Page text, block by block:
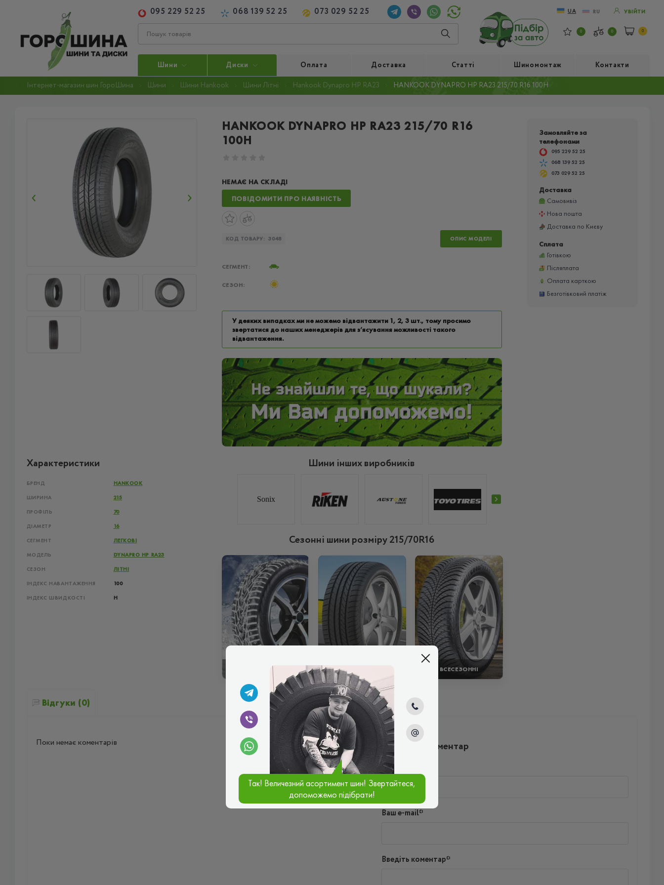
095 229 52 25 068 139 52 25 073 029 52 25 UA RU УВІЙТИ
0 0 0
Шини Диски Оплата Доставка Статті Шиномонтаж Контакти
Інтернет-магазин шин ГороШина Шини Шини Hankook Шини Літні Hankook Dynapro HP RA23 HANKOOK DYNAPRO HP RA23 215/70 R16 100H
HANKOOK DYNAPRO HP RA23 215/70 R16
100H
НЕМАЄ НА СКЛАДІ
ПОВІДОМИТИ ПРО НАЯВНІСТЬ
КОД ТОВАРУ: 3048 ОПИС МОДЕЛІ
СЕГМЕНТ:
СЕЗОН:
У деяких випадках ми не можемо відвантажити 1, 2, 3 шт., тому просимо
звертатися до наших менеджерів для з’ясування можливості такого
відвантаження.
Замовляйте за
телефонами
095 229 52 25
068 139 52 25
073 029 52 25
Доставка
Самовивіз
Нова пошта
Доставка по Києву
Сплата
Готівкою
Післяплата
Оплата карткою
Безготівковий платіж
Характеристики
БРЕНД HANKOOK
ШИРИНА 215
ПРОФІЛЬ 70
ДІАМЕТР 16
СЕГМЕНТ ЛЕГКОВІ
МОДЕЛЬ DYNAPRO HP RA23
СЕЗОН ЛІТНІ
ІНДЕКС НАВАНТАЖЕННЯ 100
ІНДЕКС ШВИДКОСТІ H
Шини інших виробників
Sonix
Сезонні шини розміру 215/70R16
ЗИМОВІ ВСЕСЕЗОННІ
Відгуки (0)
Поки немає коментарів Написати коментар
Ім'я*
Ваш e-mail*
Введіть коментар*
Так! Величезний асортимент шин! Звертайтеся,
допоможемо підібрати!